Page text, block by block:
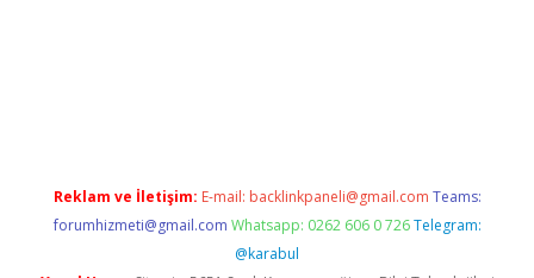
Reklam ve İletişim: E-mail: backlinkpaneli@gmail.com Teams:
forumhizmeti@gmail.com Whatsapp: 0262 606 0 726 Telegram:
@karabul